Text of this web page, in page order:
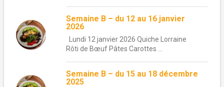
Semaine B – du 12 au 16 janvier
2026
Lundi 12 janvier 2026 Quiche Lorraine
Rôti de Bœuf Pâtes Carottes ...
Semaine B – du 15 au 18 décembre
2025